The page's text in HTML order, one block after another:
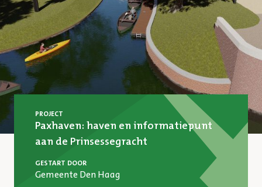
PROJECT
Paxhaven: haven en informatiepunt
aan de Prinsessegracht
GESTART DOOR
Gemeente Den Haag